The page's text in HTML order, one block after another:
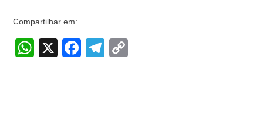
Compartilhar em:
W
X
F
T